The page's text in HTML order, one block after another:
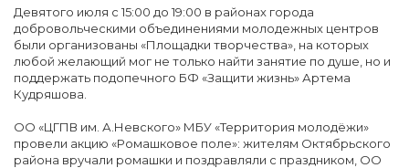
Девятого июля с 15:00 до 19:00 в районах города
добровольческими объединениями молодежных центров
были организованы «Площадки творчества», на которых
любой желающий мог не только найти занятие по душе, но и
поддержать подопечного БФ «Защити жизнь» Артема
Кудряшова.
ОО «ЦГПВ им. А.Невского» МБУ «Территория молодёжи»
провели акцию «Ромашковое поле»: жителям Октябрьского
района вручали ромашки и поздравляли с праздником, ОО